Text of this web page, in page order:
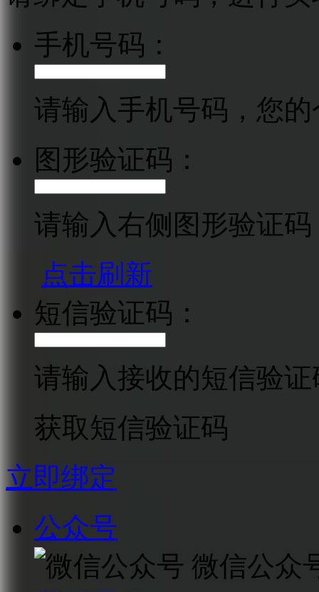
手机号码：
请输入手机号码，您
图形验证码：
请输入右侧图形验证码
点击刷新
短信验证码：
请输入接收的短信验证
获取短信验证码
立即绑定
公众号
微信公众